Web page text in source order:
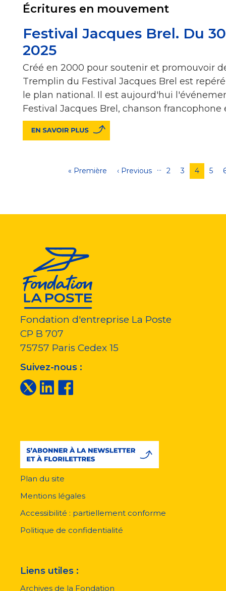
Écritures en mouvement
Festival Jacques Brel. Du
2025
Créé en 2000 pour soutenir et promouvoir
Tremplin du Festival Jacques Brel est
le plan national. Il est aujourd'hui
Festival Jacques Brel, chanson francophone
Première
« Première
Page
‹ Previous … Page
2 Page
3
Page
courante
4 5
Fondation d'entreprise La Poste
CP B 707
75757 Paris Cedex 15
Suivez-nous :
pied
page
Plan du site
Mentions légales
Accessibilité : partiellement conforme
Politique de confidentialité
Liens utiles :
Archives de la Fondation